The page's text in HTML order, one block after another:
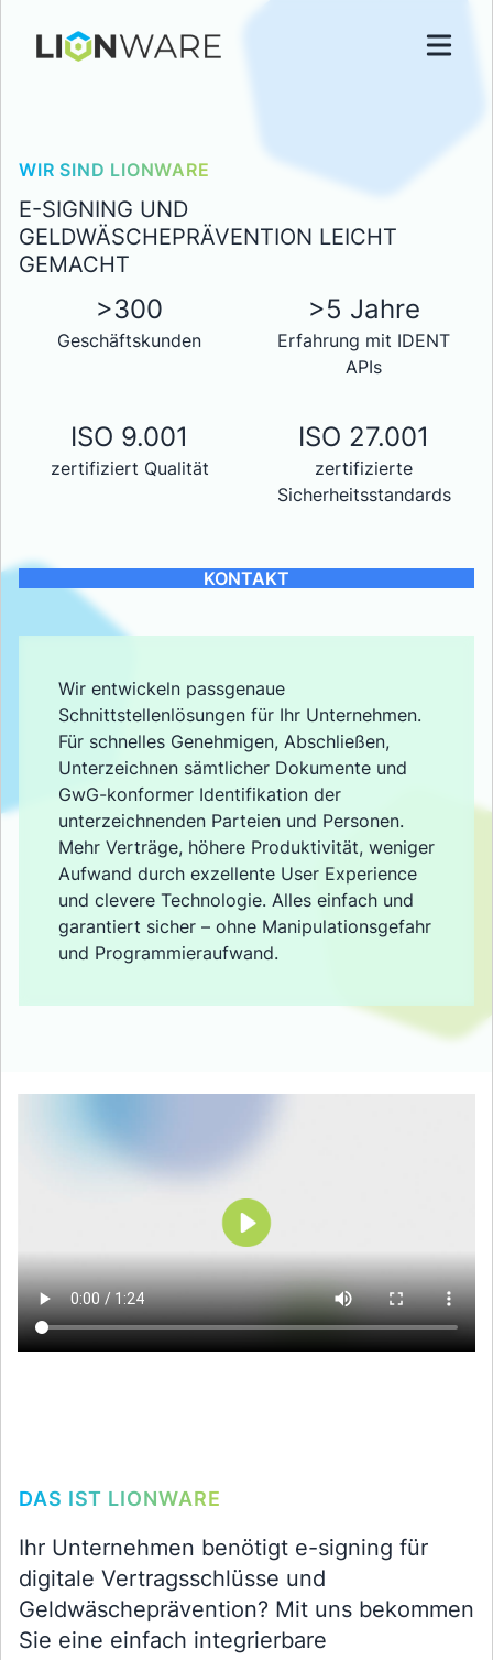
WIR SIND LIONWARE
E-SIGNING UND
GELDWÄSCHEPRÄVENTION LEICHT
GEMACHT
>300
Geschäftskunden
>5 Jahre
Erfahrung mit IDENT
APIs
ISO 9.001
zertifiziert Qualität
ISO 27.001
zertifizierte
Sicherheitsstandards
KONTAKT
Wir entwickeln passgenaue
Schnittstellenlösungen für Ihr Unternehmen.
Für schnelles Genehmigen, Abschließen,
Unterzeichnen sämtlicher Dokumente und
GwG-konformer Identifikation der
unterzeichnenden Parteien und Personen.
Mehr Verträge, höhere Produktivität, weniger
Aufwand durch exzellente User Experience
und clevere Technologie. Alles einfach und
garantiert sicher – ohne Manipulationsgefahr
und Programmieraufwand.
DAS IST LIONWARE
Ihr Unternehmen benötigt e-signing für
digitale Vertragsschlüsse und
Geldwäscheprävention? Mit uns bekommen
Sie eine einfach integrierbare